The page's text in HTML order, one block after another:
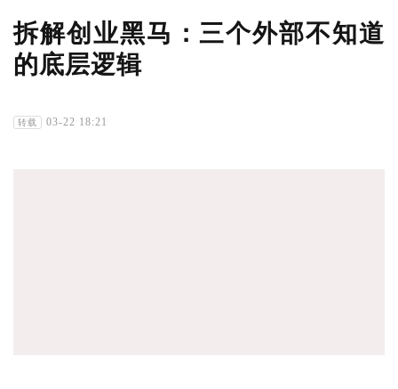
拆解创业黑马：三个外部不知道
的底层逻辑
转载 03-22 18:21